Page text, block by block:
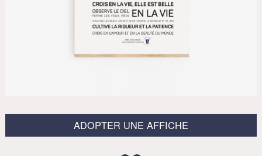
ADOPTER UNE AFFICHE